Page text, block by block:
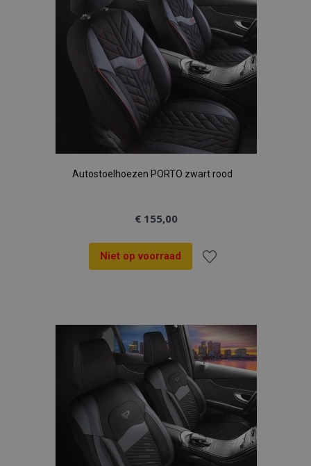
Autostoelhoezen PORTO zwart rood
€ 155,00
Niet op voorraad
aan
verlanglijst